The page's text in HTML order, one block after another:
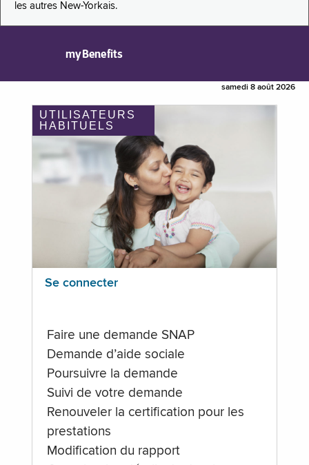
les autres New-Yorkais.
myBenefits
samedi 8 août 2026
UTILISATEURS
HABITUELS
Se connecter
Faire une demande SNAP
Demande d’aide sociale
Poursuivre la demande
Suivi de votre demande
Renouveler la certification pour les
prestations
Modification du rapport